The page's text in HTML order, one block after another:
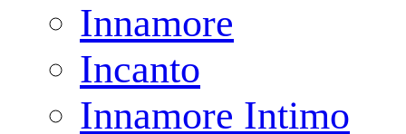
Innamore
Incanto
Innamore Intimo